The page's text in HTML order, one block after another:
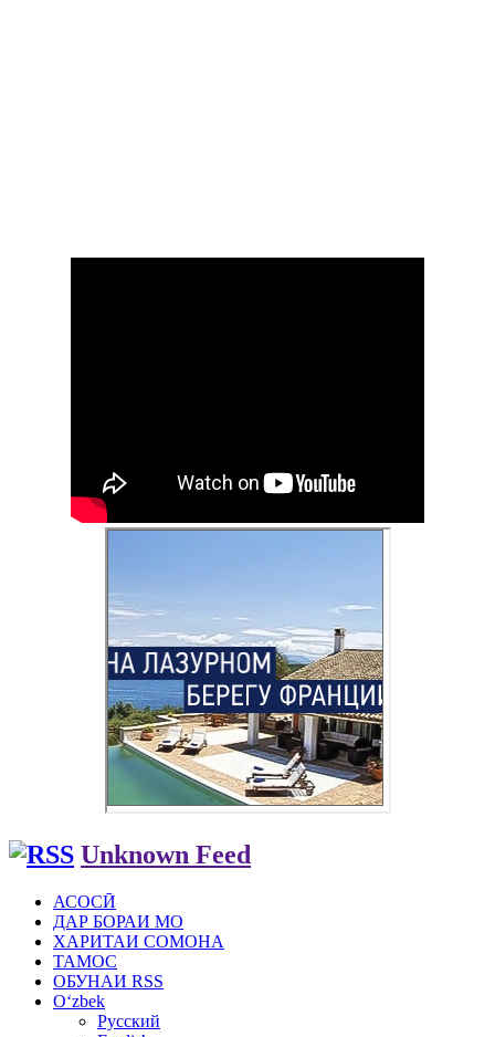
Unknown Feed
АСОСӢ
ДАР БОРАИ МО
ХАРИТАИ СОМОНА
ТАМОС
ОБУНАИ RSS
Oʻzbek
Русский